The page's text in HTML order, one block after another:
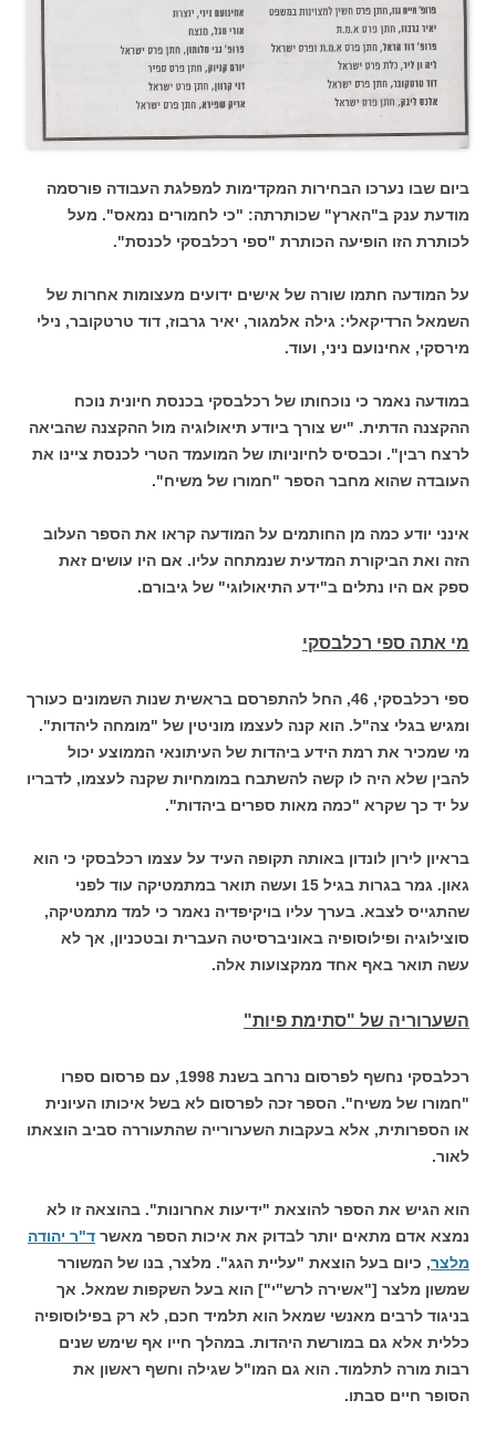
ביום שבו נערכו הבחירות המקדימות למפלגת העבודה פורסמה
מודעת ענק ב"הארץ" שכותרתה: "כי לחמורים נמאס". מעל
לכותרת הזו הופיעה הכותרת "ספי רכלבסקי לכנסת".
על המודעה חתמו שורה של אישים ידועים מעצומות אחרות של
השמאל הרדיקאלי: גילה אלמגור, יאיר גרבוז, דוד טרטקובר, נילי
מירסקי, אחינועם ניני, ועוד.
במודעה נאמר כי נוכחותו של רכלבסקי בכנסת חיונית נוכח
ההקצנה הדתית. "יש צורך ביודע תיאולוגיה מול ההקצנה שהביאה
לרצח רבין". וכבסיס לחיוניותו של המועמד הטרי לכנסת ציינו את
העובדה שהוא מחבר הספר "חמורו של משיח".
אינני יודע כמה מן החותמים על המודעה קראו את הספר העלוב
הזה ואת הביקורת המדעית שנמתחה עליו. אם היו עושים זאת
ספק אם היו נתלים ב"ידע התיאולוגי" של גיבורם.
מי אתה ספי רכלבסקי
ספי רכלבסקי, 46, החל להתפרסם בראשית שנות השמונים כעורך
ומגיש בגלי צה"ל. הוא קנה לעצמו מוניטין של "מומחה ליהדות".
מי שמכיר את רמת הידע ביהדות של העיתונאי הממוצע יכול
להבין שלא היה לו קשה להשתבח במומחיות שקנה לעצמו, לדבריו
על יד כך שקרא "כמה מאות ספרים ביהדות".
בראיון לירון לונדון באותה תקופה העיד על עצמו רכלבסקי כי הוא
גאון. גמר בגרות בגיל 15 ועשה תואר במתמטיקה עוד לפני
שהתגייס לצבא. בערך עליו בויקיפדיה נאמר כי למד מתמטיקה,
סוצילוגיה ופילוסופיה באוניברסיטה העברית ובטכניון, אך לא
עשה תואר באף אחד ממקצועות אלה.
השערוריה של "סתימת פיות"
רכלבסקי נחשף לפרסום נרחב בשנת 1998, עם פרסום ספרו
"חמורו של משיח". הספר זכה לפרסום לא בשל איכותו העיונית
או הספרותית, אלא בעקבות השערורייה שהתעוררה סביב הוצאתו
לאור.
הוא הגיש את הספר להוצאת "ידיעות אחרונות". בהוצאה זו לא
נמצא אדם מתאים יותר לבדוק את איכות הספר מאשר ד"ר יהודה
מלצר, כיום בעל הוצאת "עליית הגג". מלצר, בנו של המשורר
שמשון מלצר ["אשירה לרש"י"] הוא בעל השקפות שמאל. אך
בניגוד לרבים מאנשי שמאל הוא תלמיד חכם, לא רק בפילוסופיה
כללית אלא גם במורשת היהדות. במהלך חייו אף שימש שנים
רבות מורה לתלמוד. הוא גם המו"ל שגילה וחשף ראשון את
הסופר חיים סבתו.